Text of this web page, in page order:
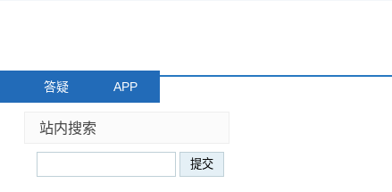
答疑 APP
站内搜索